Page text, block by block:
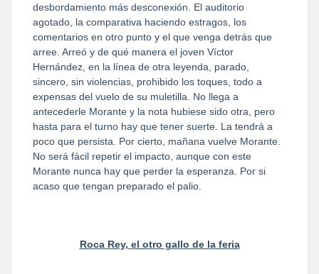
desbordamiento más desconexión. El auditorio
agotado, la comparativa haciendo estragos, los
comentarios en otro punto y el que venga detrás que
arree. Arreó y de qué manera el joven Víctor
Hernández, en la línea de otra leyenda, parado,
sincero, sin violencias, prohibido los toques, todo a
expensas del vuelo de su muletilla. No llega a
antecederle Morante y la nota hubiese sido otra, pero
hasta para el turno hay que tener suerte. La tendrá a
poco que persista. Por cierto, mañana vuelve Morante.
No será fácil repetir el impacto, aunque con este
Morante nunca hay que perder la esperanza. Por si
acaso que tengan preparado el palio.
Roca Rey, el otro gallo de la feria